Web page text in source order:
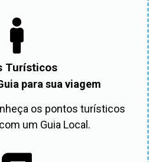
Turísticos
para sua viagem
os pontos turísticos
um Guia Local.